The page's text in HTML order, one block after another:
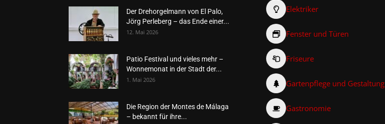
Der Drehorgelmann von El Palo,
Jörg Perleberg – das Ende einer...
12. Mai 2026
Patio Festival und vieles mehr –
Wonnemonat in der Stadt der...
1. Mai 2026
Die Region der Montes de Málaga
– bekannt für ihre...
Elektriker
Fenster und Türen
Friseure
Gartenpflege und Gestaltung
Gastronomie